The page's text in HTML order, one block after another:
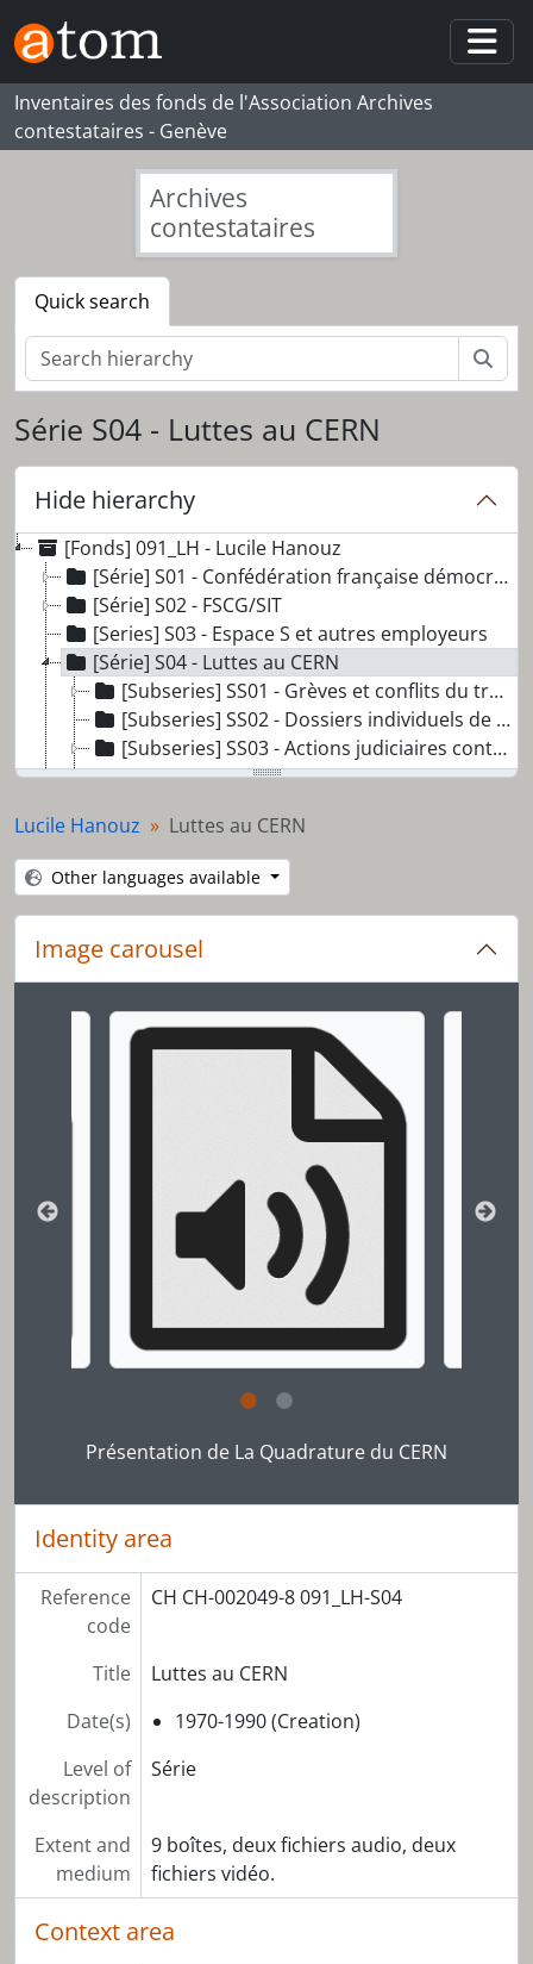
Skip to main content
Inventaires des fonds de l'Association Archives
contestataires - Genève
Archives
contestataires
Quick search
Série S04 - Luttes au CERN
Hide hierarchy
[Fonds] 091_LH - Lucile Hanouz
[Série] S01 - Confédération française démocratique du travail CFDT
[Série] S02 - FSCG/SIT
[Series] S03 - Espace S et autres employeurs
[Série] S04 - Luttes au CERN
[Subseries] SS01 - Grèves et conflits du travail au CERN
[Subseries] SS02 - Dossiers individuels de travailleuses et travailleurs du CERN
[Subseries] SS03 - Actions judiciaires contre l'extension des installations du CERN
[Subseries] SS04 - La quadrature du CERN
[Item] CV013 - Le CERN Chance ou risque pour Genève ? Débat public
[Item] CV014 - CERN RS
[Series] S05 - Organisations transfrontalières
[Series] S06 - Action dans le Pays de Gex
[Series] S07 - Divers militantisme
Lucile Hanouz Luttes au CERN
Other languages available
Image carousel
Changing the current slide of this carousel will
Présentation de La Quadrature du CERN
Identity area
Reference
code
CH CH-002049-8 091_LH-S04
Title
Luttes au CERN
Date(s)
1970-1990 (Creation)
Level of
description
Série
Extent and
medium
9 boîtes, deux fichiers audio, deux
fichiers vidéo.
Context area